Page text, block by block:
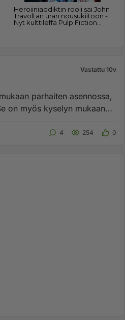
Vastattu 10v
parhaiten asennossa,
on myös kyselyn mukaan
4 254 0